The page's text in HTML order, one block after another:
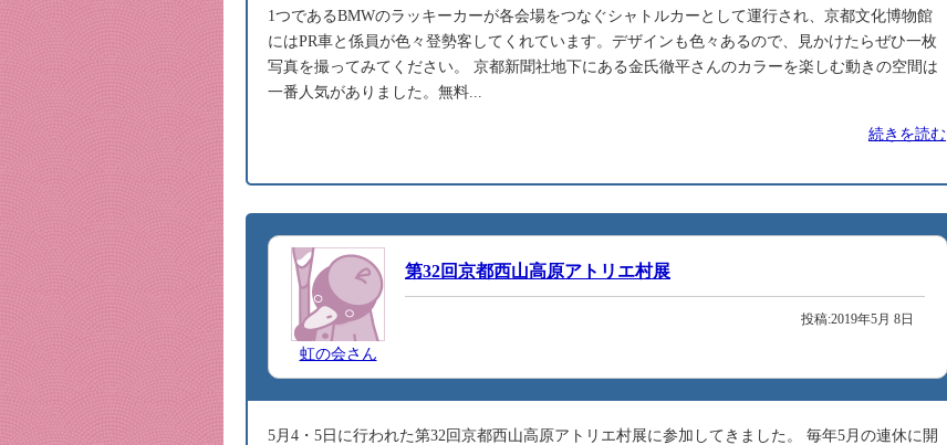
1つであるBMWのラッキーカーが各会場をつなぐシャトルカーとして運行され、京都文化博物館
にはPR車と係員が色々登勢客してくれています。デザインも色々あるので、見かけたらぜひ一枚
写真を撮ってみてください。 京都新聞社地下にある金氏徹平さんのカラーを楽しむ動きの空間は
一番人気がありました。無料...
続きを読む
虹の会さん
第32回京都西山高原アトリエ村展
投稿:2019年5月 8日
5月4・5日に行われた第32回京都西山高原アトリエ村展に参加してきました。 毎年5月の連休に開